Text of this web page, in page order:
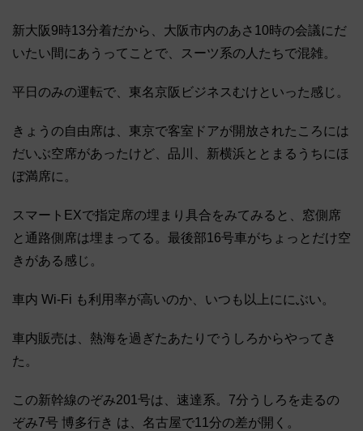
新大阪9時13分着だから、大阪市内のあさ10時の会議にだ
いたい間にあうってことで、スーツ系の人たちで混雑。
平日のみの運転で、東名京阪ビジネスむけといった感じ。
きょうの自由席は、東京で客室ドアが開放されたころには
だいぶ空席があったけど、品川、新横浜ととまるうちにほ
ぼ満席に。
スマートEXで指定席の埋まり具合をみてみると、窓側席
と通路側席は埋まってる。最後部16号車がちょっとだけ空
きがある感じ。
車内 Wi-Fi も利用率が高いのか、いつも以上ににぶい。
車内販売は、熱海を過ぎたあたりでうしろからやってき
た。
この新幹線のぞみ201号は、速達系。7分うしろを走るの
ぞみ7号 博多行き は、名古屋で11分の差が開く。